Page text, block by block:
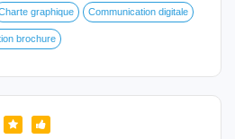
graphique Communication digitale
brochure